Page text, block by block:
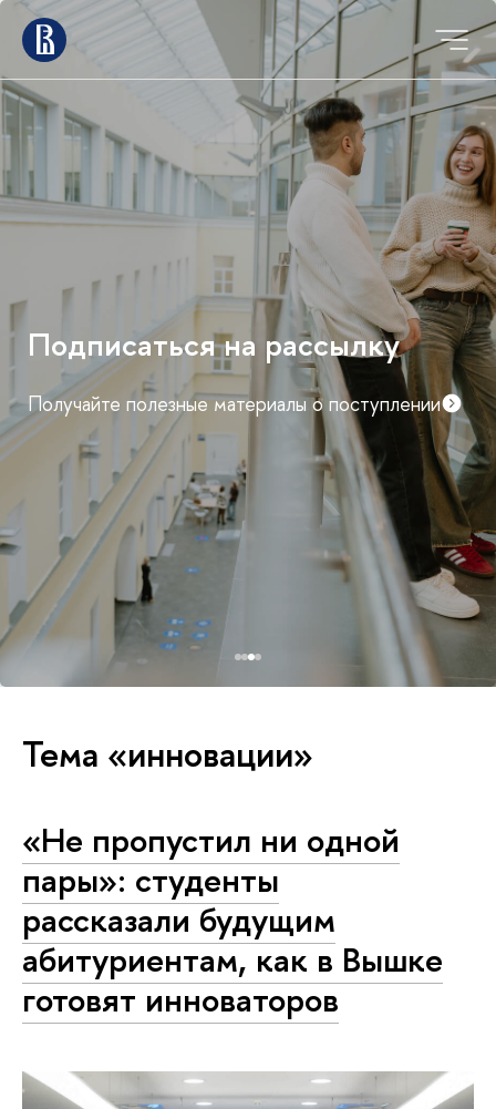
Подписаться на рассылку
Получайте полезные материалы о поступлении
Тема «инновации»
«Не пропустил ни одной
пары»: студенты
рассказали будущим
абитуриентам, как в Вышке
готовят инноваторов